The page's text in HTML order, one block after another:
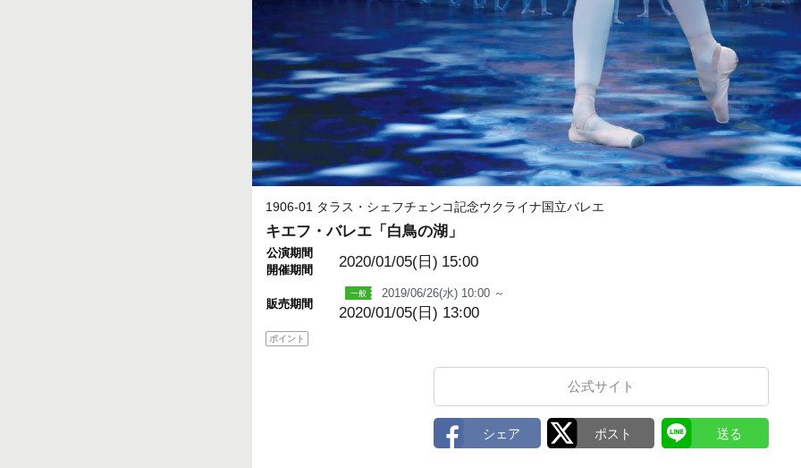
1906-01 タラス・シェフチェンコ記念ウクライナ国立バレエ
キエフ・バレエ「白鳥の湖」
公演期間
開催期間
2020/01/05(日) 15:00
販売期間
2019/06/26(水) 10:00 ～
2020/01/05(日) 13:00
ポイント
公式サイト